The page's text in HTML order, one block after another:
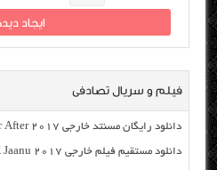
فیلم و سریال تصادفی
دانلود رایگان مسنتد خارجی Britney Ever After 2017 با لینک مستقیم
دانلود مستقیم فیلم خارجی OK Jaanu 2017 از سرور سایت